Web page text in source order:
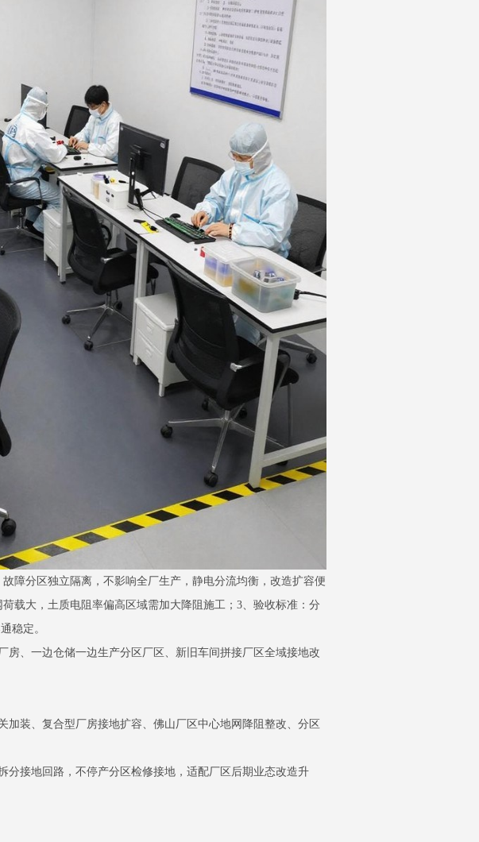
障分区独立隔离，不影响全厂生产，静电分流均衡，改造扩容便
载大，土质电阻率偏高区域需加大降阻施工；3、验收标准：分
稳定。
房、一边仓储一边生产分区厂区、新旧车间拼接厂区全域接地改
加装、复合型厂房接地扩容、佛山厂区中心地网降阻整改、分区
分接地回路，不停产分区检修接地，适配厂区后期业态改造升